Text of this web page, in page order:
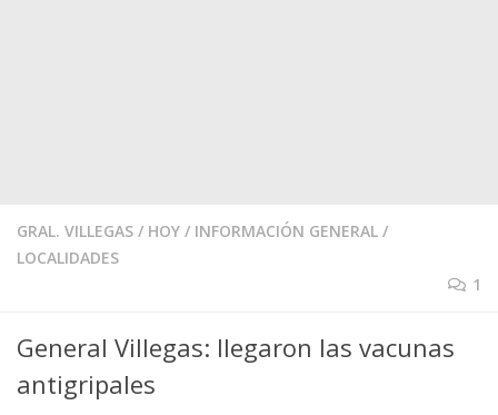
GRAL. VILLEGAS / HOY / INFORMACIÓN GENERAL /
LOCALIDADES
1
General Villegas: llegaron las vacunas
antigripales